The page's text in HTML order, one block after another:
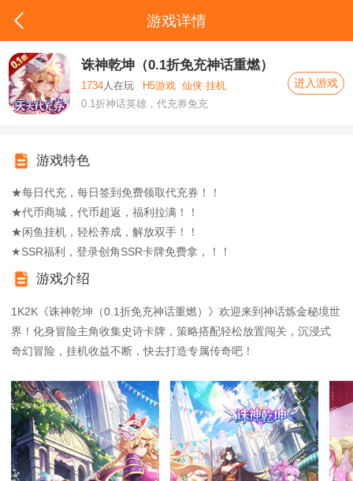
游戏详情
诛神乾坤（0.1折免充神话重燃）
1734 人在玩 H5游戏 仙侠 挂机
0.1折神话英雄，代充券免充
进入游戏
游戏特色
★每日代充，每日签到免费领取代充券！！
★代币商城，代币超返，福利拉满！！
★闲鱼挂机，轻松养成，解放双手！！
★SSR福利，登录创角SSR卡牌免费拿，！！
游戏介绍
1K2K《诛神乾坤（0.1折免充神话重燃）》欢迎来到神话炼金秘境世
界！化身冒险主角收集史诗卡牌，策略搭配轻松放置闯关，沉浸式
奇幻冒险，挂机收益不断，快去打造专属传奇吧！